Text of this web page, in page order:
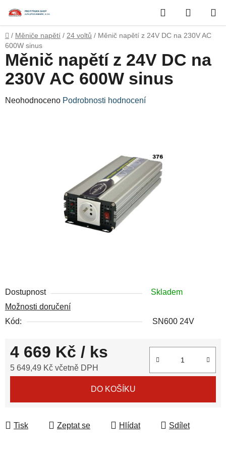
obsah
Hledat
KOŠÍK
Domů
/ Měniče napětí / 24 voltů / Měnič napětí z 24V DC na 230V AC
600W sinus
Dostupnost
Skladem
Možnosti doručení
Kód:
SN600 24V
4 669 Kč / ks
5 649,49 Kč včetně DPH
DO KOŠÍKU
Tisk Zeptat se Hlídat Sdílet
Měnič napětí z 24V DC na
230V AC 600W sinus
Průměrné
Neohodnoceno Podrobnosti hodnocení